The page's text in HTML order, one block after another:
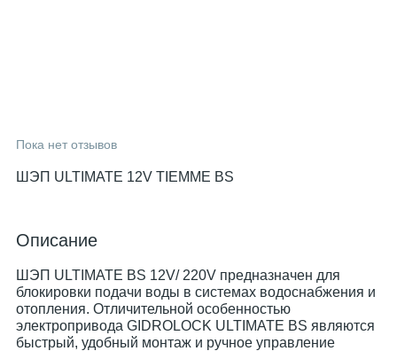
Пока нет отзывов
ШЭП ULTIMATE 12V TIEMME BS
Описание
ШЭП ULTIMATE BS 12V/ 220V предназначен для
блокировки подачи воды в системах водоснабжения и
отопления. Отличительной особенностью
электропривода GIDROLOCK ULTIMATE BS являются
быстрый, удобный монтаж и ручное управление